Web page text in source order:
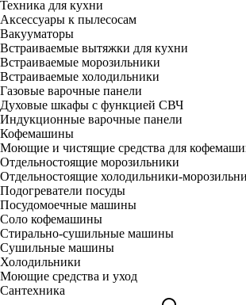
Техника для кухни
Аксессуары к пылесосам
Вакууматоры
Встраиваемые вытяжки для кухни
Встраиваемые морозильники
Встраиваемые холодильники
Газовые варочные панели
Духовые шкафы с функцией СВЧ
Индукционные варочные панели
Кофемашины
Моющие и чистящие средства для
Отдельностоящие морозильники
Отдельностоящие холодильники-
Подогреватели посуды
Посудомоечные машины
Соло кофемашины
Стирально-сушильные машины
Сушильные машины
Холодильники
Моющие средства и уход
Сантехника